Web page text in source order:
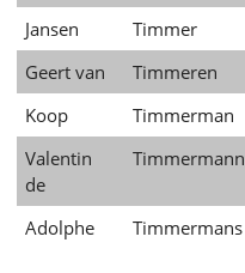
Jansen
Timmer
Geert van
Timmeren
Koop
Timmerman
Valentin
de
Timmermann
Adolphe Timmermans